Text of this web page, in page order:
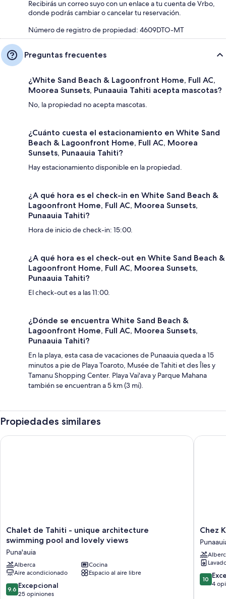
Recibirás un correo suyo con un enlace a tu cuenta de Vrbo,
donde podrás cambiar o cancelar tu reservación.
Número de registro de propiedad: 4609DTO-MT
Preguntas frecuentes
¿White Sand Beach & Lagoonfront Home, Full AC,
Moorea Sunsets, Punaauia Tahiti acepta mascotas?
No, la propiedad no acepta mascotas.
¿Cuánto cuesta el estacionamiento en White Sand
Beach & Lagoonfront Home, Full AC, Moorea
Sunsets, Punaauia Tahiti?
Hay estacionamiento disponible en la propiedad.
¿A qué hora es el check-in en White Sand Beach &
Lagoonfront Home, Full AC, Moorea Sunsets,
Punaauia Tahiti?
Hora de inicio de check-in: 15:00.
¿A qué hora es el check-out en White Sand Beach &
Lagoonfront Home, Full AC, Moorea Sunsets,
Punaauia Tahiti?
El check-out es a las 11:00.
¿Dónde se encuentra White Sand Beach &
Lagoonfront Home, Full AC, Moorea Sunsets,
Punaauia Tahiti?
En la playa, esta casa de vacaciones de Punaauia queda a 15
minutos a pie de Playa Toaroto, Musée de Tahiti et des Îles y
Tamanu Shopping Center. Playa Vai'ava y Parque Mahana
también se encuentran a 5 km (3 mi).
Propiedades similares
Chalet
de
-
unique
architecture
swimming
pool
Chalet de Tahiti - unique architecture
swimming pool and lovely views
Puna'auia
Alberca
Cocina
Aire acondicionado
Espacio al aire libre
9.6
de
9.6 Excepcional
25 opiniones
Chalet de Tahiti - unique architecture swimming pool and
Chez
Karine
et
Robert
Chez
10.0
de
10
4
Chez